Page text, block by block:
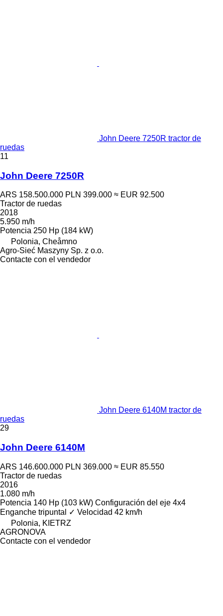
John Deere 7250R tractor de
ruedas
11
John Deere 7250R
ARS 158.500.000 PLN 399.000 ≈ EUR 92.500
Tractor de ruedas
2018
5.950 m/h
Potencia 250 Hp (184 kW)
Polonia, Cheåmno
Agro-Sieć Maszyny Sp. z o.o.
Contacte con el vendedor
John Deere 6140M tractor de
ruedas
29
John Deere 6140M
ARS 146.600.000 PLN 369.000 ≈ EUR 85.550
Tractor de ruedas
2016
1.080 m/h
Potencia 140 Hp (103 kW) Configuración del eje 4x4
Enganche tripuntal
✓ Velocidad 42 km/h
Polonia, KIETRZ
AGRONOVA
Contacte con el vendedor